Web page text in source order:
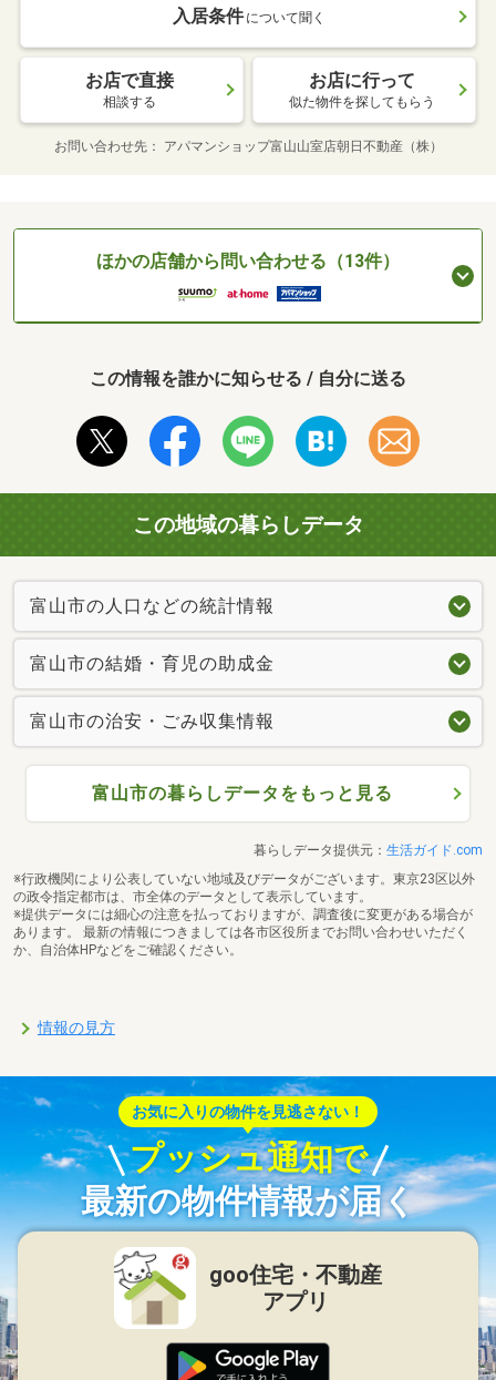
入居条件 について聞く
お店で直接
相談する
お店に行って
似た物件を探してもらう
お問い合わせ先 アパマンショップ富山山室店朝日不動産（株）
ほかの店舗から問い合わせる（13件）
この情報を誰かに知らせる / 自分に送る
この地域の暮らしデータ
富山市の人口などの統計情報
富山市の結婚・育児の助成金
富山市の治安・ごみ収集情報
富山市の暮らしデータをもっと見る
暮らしデータ提供元： 生活ガイド.com
※行政機関により公表していない地域及びデータがございます。東京23区以外
の政令指定都市は、市全体のデータとして表示しています。
※提供データには細心の注意を払っておりますが、調査後に変更がある場合が
あります。 最新の情報につきましては各市区役所までお問い合わせいただく
か、自治体HPなどをご確認ください。
情報の見方
お気に入りの物件を見逃さない！
プッシュ通知で
最新の物件情報が届く
goo住宅・不動産
アプリ